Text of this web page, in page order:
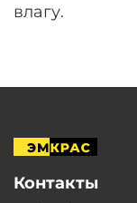
влагу.
Контакты